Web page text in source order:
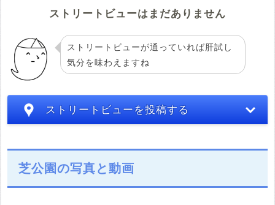
ストリートビューはまだありません
ストリートビューが通っていれば肝試し
気分を味わえますね
ストリートビューを投稿する
芝公園の写真と動画